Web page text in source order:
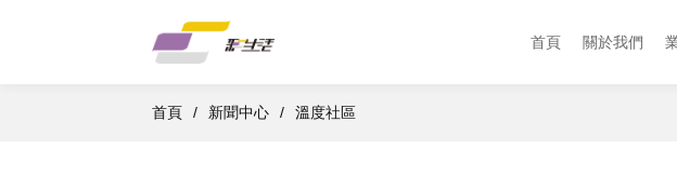
首頁 關於我們
首頁 / 新聞中心 / 溫度社區